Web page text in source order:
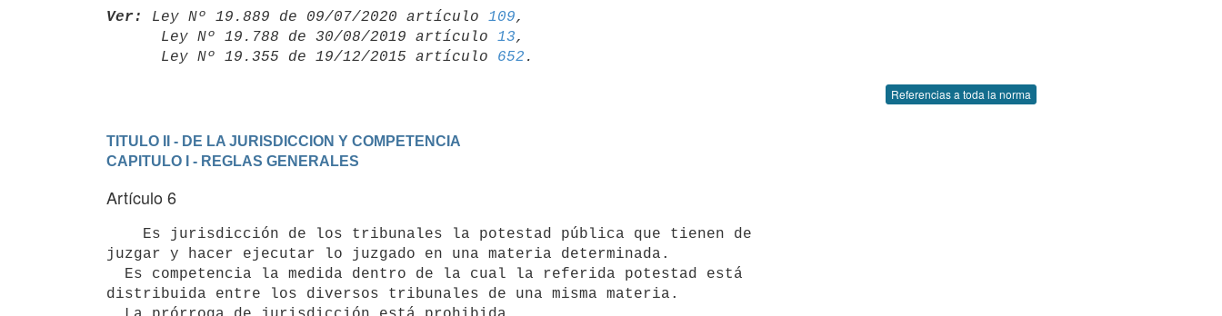
Ver: Ley Nº 19.889 de 09/07/2020 artículo 109,
      Ley Nº 19.788 de 30/08/2019 artículo
13,
      Ley Nº 19.355 de 19/12/2015 artículo
652
Referencias a toda la norma
TITULO II - DE LA JURISDICCION Y COMPETENCIA
CAPITULO I - REGLAS GENERALES
Artículo 6
juzgar y hacer ejecutar lo juzgado en una materia determinada.
distribuida entre los diversos tribunales de una misma materia.